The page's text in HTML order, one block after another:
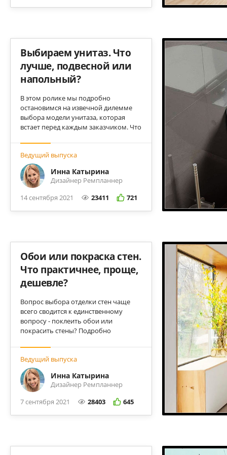
Ведущий выпуска
Инна Катырина
Дизайнер Ремпланнер
14 сентября 2021
23411 721
Выбираем унитаз. Что
лучше, подвесной или
напольный?
В этом ролике мы подробно
остановимся на извечной дилемме
выбора модели унитаза, которая
встает перед каждым заказчиком. Что
практичней? Мы собрали все ответы
в одном видео.
Ведущий выпуска
Инна Катырина
Дизайнер Ремпланнер
7 сентября 2021
28403 645
Обои или покраска стен.
Что практичнее, проще,
дешевле?
Вопрос выбора отделки стен чаще
всего сводится к единственному
вопросу - поклеить обои или
покрасить стены? Подробно
каждого из вариантов, попутно
развеивая мифы и заблуждения.